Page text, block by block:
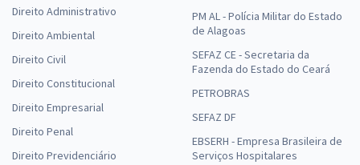
Direito Administrativo
Direito Ambiental
Direito Civil
Direito Constitucional
Direito Empresarial
Direito Penal
Direito Previdenciário
PM AL - Polícia Militar do Estado
de Alagoas
SEFAZ CE - Secretaria da
Fazenda do Estado do Ceará
PETROBRAS
SEFAZ DF
EBSERH - Empresa Brasileira de
Serviços Hospitalares